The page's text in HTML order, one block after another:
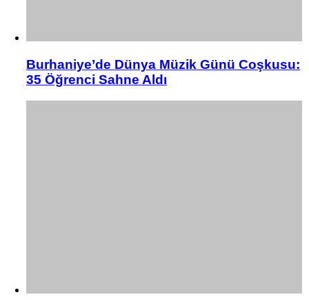
Burhaniye’de Dünya Müzik Günü Coşkusu:
35 Öğrenci Sahne Aldı